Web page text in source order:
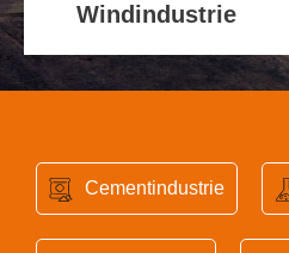
Windindustrie
Cementindustrie